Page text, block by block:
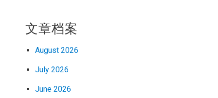
文章档案
August 2026
July 2026
June 2026